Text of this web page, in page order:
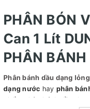
PHÂN BÓN
Can 1 Lít
PHÂN
Phân bánh dầu dạng lỏng
dạng nước hay phân
phẩm phân bánh đầu